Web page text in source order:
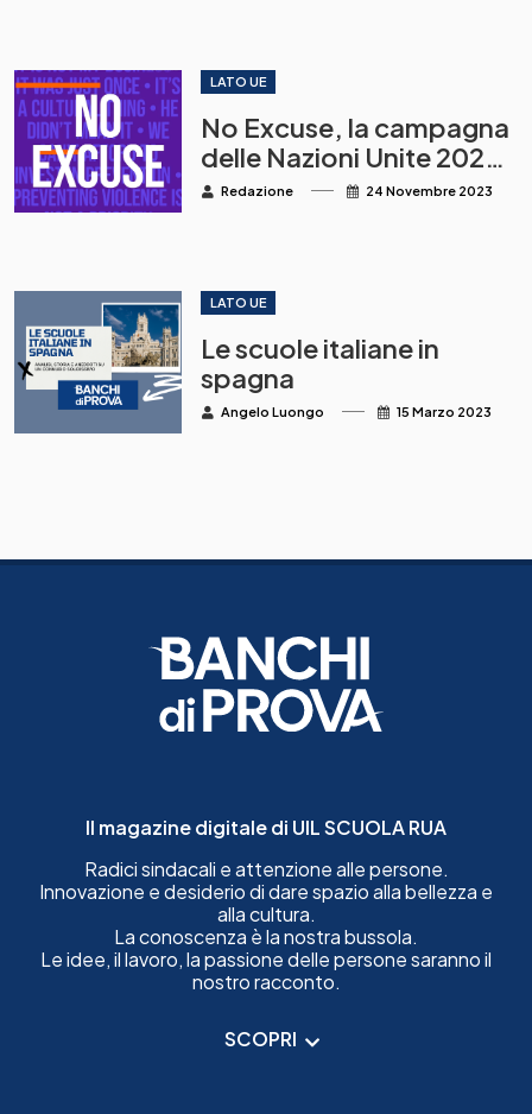
insegnanti di diventare
motori del cambiamento
nell’istruzione
LATO UE
No Excuse, la campagna
delle Nazioni Unite 2023:
investire per prevenire la
Redazione 24 Novembre 2023
LATO UE
Le scuole italiane in
spagna
Angelo Luongo 15 Marzo 2023
Il magazine digitale di UIL SCUOLA RUA
Radici sindacali e attenzione alle persone.
Innovazione e desiderio di dare spazio alla bellezza e
alla cultura.
La conoscenza è la nostra bussola.
Le idee, il lavoro, la passione delle persone saranno il
nostro racconto.
SCOPRI